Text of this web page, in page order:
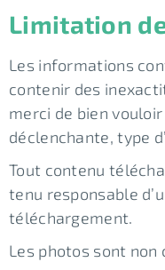
Limitation
Les informations
contenir des
merci de bien
déclenchante, type
Tout contenu
tenu responsable
téléchargement.
Les photos sont